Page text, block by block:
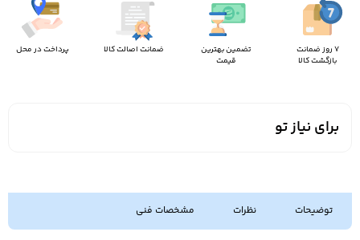
7 روز ضمانت
بازگشت کالا
تضمین بهترین
قیمت
ضمانت اصالت کالا پرداخت در محل
برای نیاز تو
توضیحات نظرات مشخصات فنی